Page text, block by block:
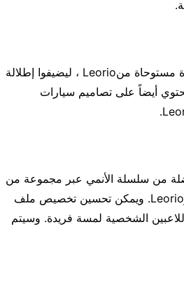
وسيتمكن اللاعبون بدءاً من 22 يناير وحتى 4 فبراير من كسب ملابس جديدة مستوحاة منLeorio ، ليضيفوا إطلالة
أيضاً على تصاميم سيارات
من سلسلة الأنمي عبر مجموعة من
الصور الرمزية الجديدة (الأفاتار) المستوحاة من Gon وKillua وKurapika وLeorio. ويمكن تحسين تخصيص ملف
الشخصية لمسة فريدة. وسيتم